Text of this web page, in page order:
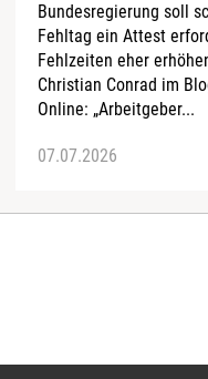
Bundesregierung soll
Fehltag ein Attest
Fehlzeiten eher
Christian Conrad im
Online: „Arbeitgeber...
07.07.2026